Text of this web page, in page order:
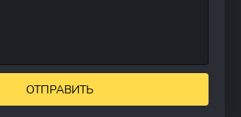
ОТПРАВИТЬ